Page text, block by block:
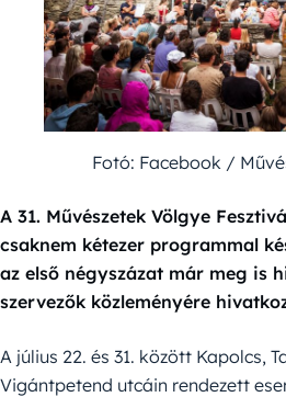
Fotó: Facebook /
A 31. Művészetek Völgye
csaknem kétezer programmal
az első négyszázat már meg is
szervezők közleményére
A július 22. és 31. között Kapolcs,
Vigántpetend utcáin rendezett